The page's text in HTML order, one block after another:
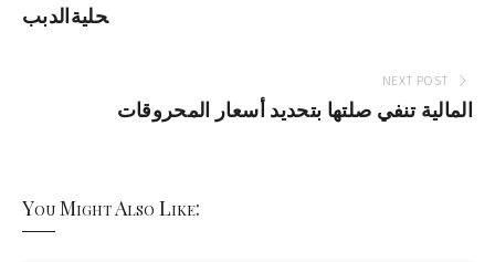
حليةالدبب
NEXT POST
المالية تنفي صلتها بتحديد أسعار المحروقات
You Might Also Like: